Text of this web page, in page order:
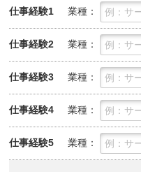
仕事経験1 業種：
仕事経験2 業種：
仕事経験3 業種：
仕事経験4 業種：
仕事経験5 業種：